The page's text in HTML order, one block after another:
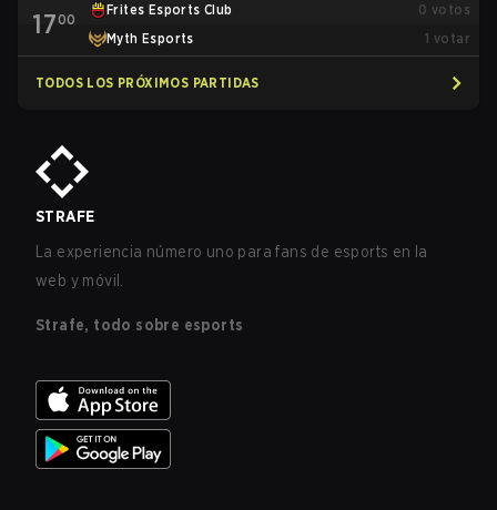
1700
Frites Esports Club 0 votos
Myth Esports
1 votar
TODOS LOS PRÓXIMOS PARTIDAS
STRAFE
La experiencia número uno para fans de esports en la
web y móvil.
Strafe, todo sobre esports